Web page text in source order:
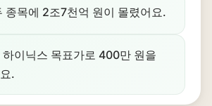
종목에 2조7천억 원이 몰렸어요.
하이닉스 목표가로 400만 원을
.